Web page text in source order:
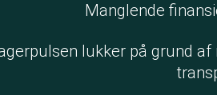
Manglende
lukker på grund